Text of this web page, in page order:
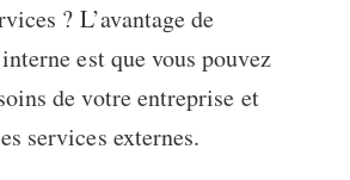
? L’avantage de
est que vous pouvez
de votre entreprise et
services externes.